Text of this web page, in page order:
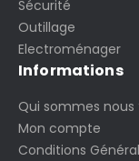
Sécurité
Outillage
Electroménager
Informations
Qui sommes nous
Mon compte
Conditions